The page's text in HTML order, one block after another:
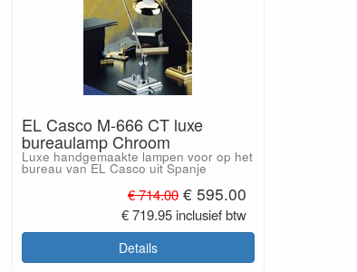
EL Casco M-666 CT luxe
bureaulamp Chroom
Luxe handgemaakte lampen voor op het
bureau van EL Casco uit Spanje
€ 714.00 € 595.00
€ 719.95 inclusief btw
Details